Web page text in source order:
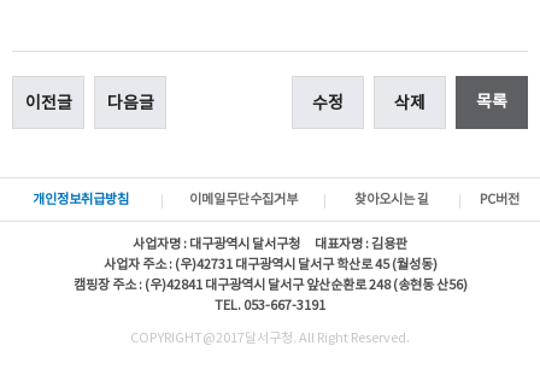
이전글 다음글 수정 삭제 목록
개인정보취급방침 이메일무단수집거부 찾아오시는 길 PC버전
사업자명 : 대구광역시 달서구청 대표자명 : 김용판
사업자 주소 : (우)42731 대구광역시 달서구 학산로 45 (월성동)
캠핑장 주소 : (우)42841 대구광역시 달서구 앞산순환로 248 (송현동 산56)
TEL. 053-667-3191
COPYRIGHT@2017달서구청. All Right Reserved.